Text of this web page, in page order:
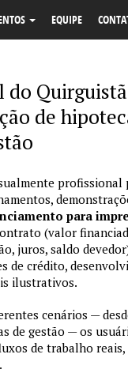
EQUIPE
de
profissional
para
(valor
juros, saldo
de crédito,
ilustrativos.
cenários —
de gestão — os
de trabalho reais,